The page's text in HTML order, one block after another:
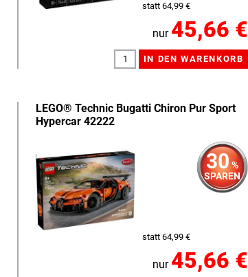
statt 64,99 €
nur 45,66 €
LEGO® Technic Bugatti Chiron Pur Sport
Hypercar 42222
30 %
SPAREN
statt 64,99 €
nur 45,66 €